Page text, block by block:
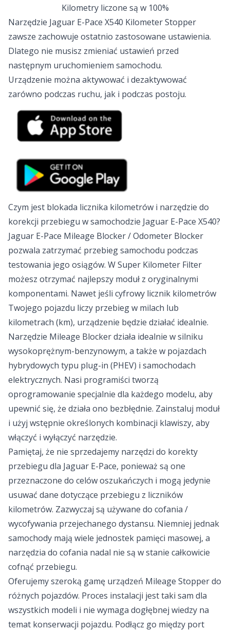
Kilometry liczone są w 100%
Narzędzie Jaguar E-Pace X540 Kilometer Stopper
zawsze zachowuje ostatnio zastosowane ustawienia.
Dlatego nie musisz zmieniać ustawień przed
następnym uruchomieniem samochodu.
Urządzenie można aktywować i dezaktywować
zarówno podczas ruchu, jak i podczas postoju.
Czym jest blokada licznika kilometrów i narzędzie do
korekcji przebiegu w samochodzie Jaguar E-Pace X540?
Jaguar E-Pace Mileage Blocker / Odometer Blocker
pozwala zatrzymać przebieg samochodu podczas
testowania jego osiągów. W Super Kilometer Filter
możesz otrzymać najlepszy moduł z oryginalnymi
komponentami. Nawet jeśli cyfrowy licznik kilometrów
Twojego pojazdu liczy przebieg w milach lub
kilometrach (km), urządzenie będzie działać idealnie.
Narzędzie Mileage Blocker działa idealnie w silniku
wysokoprężnym-benzynowym, a także w pojazdach
hybrydowych typu plug-in (PHEV) i samochodach
elektrycznych. Nasi programiści tworzą
oprogramowanie specjalnie dla każdego modelu, aby
upewnić się, że działa ono bezbłędnie. Zainstaluj moduł
i użyj wstępnie określonych kombinacji klawiszy, aby
włączyć i wyłączyć narzędzie.
Pamiętaj, że nie sprzedajemy narzędzi do korekty
przebiegu dla Jaguar E-Pace, ponieważ są one
przeznaczone do celów oszukańczych i mogą jedynie
usuwać dane dotyczące przebiegu z liczników
kilometrów. Zazwyczaj są używane do cofania /
wycofywania przejechanego dystansu. Niemniej jednak
samochody mają wiele jednostek pamięci masowej, a
narzędzia do cofania nadal nie są w stanie całkowicie
cofnąć przebiegu.
Oferujemy szeroką gamę urządzeń Mileage Stopper do
różnych pojazdów. Proces instalacji jest taki sam dla
wszystkich modeli i nie wymaga dogłębnej wiedzy na
temat konserwacji pojazdu. Podłącz go między port